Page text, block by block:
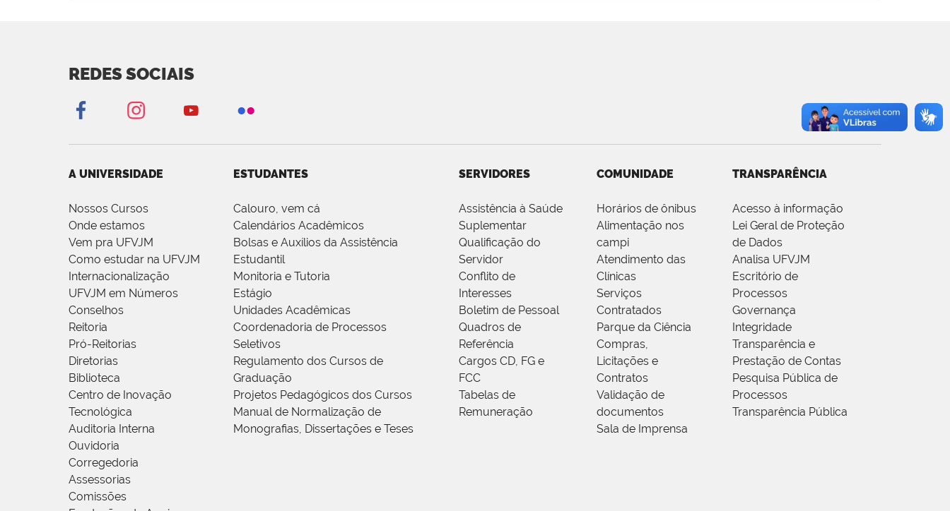
REDES SOCIAIS
A UNIVERSIDADE
Nossos Cursos
Onde estamos
Vem pra UFVJM
Como estudar na UFVJM
Internacionalização
UFVJM em Números
Conselhos
Reitoria
Pró-Reitorias
Diretorias
Biblioteca
Centro de Inovação
Tecnológica
Auditoria Interna
Ouvidoria
Corregedoria
Assessorias
Comissões
ESTUDANTES
Calouro, vem cá
Calendários Acadêmicos
Bolsas e Auxílios da Assistência
Estudantil
Monitoria e Tutoria
Estágio
Unidades Acadêmicas
Coordenadoria de Processos
Seletivos
Regulamento dos Cursos de
Graduação
Projetos Pedagógicos dos Cursos
Manual de Normalização de
Monografias, Dissertações e Teses
SERVIDORES
Assistência à Saúde
Suplementar
Qualificação do
Servidor
Conflito de
Interesses
Boletim de Pessoal
Quadros de
Referência
Cargos CD, FG e
FCC
Tabelas de
Remuneração
COMUNIDADE
Horários de ônibus
Alimentação nos
campi
Atendimento das
Clínicas
Serviços
Contratados
Parque da Ciência
Compras,
Licitações e
Contratos
Validação de
documentos
Sala de Imprensa
TRANSPARÊNCIA
Acesso à informação
Lei Geral de Proteção
de Dados
Analisa UFVJM
Escritório de
Processos
Governança
Integridade
Transparência e
Prestação de Contas
Pesquisa Pública de
Processos
Transparência Pública